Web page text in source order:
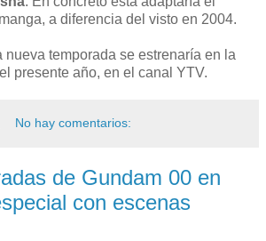
a diferencia del visto en 2004.
nueva temporada se estrenaría en la
presente año, en el canal YTV.
No hay comentarios:
de Gundam 00 en
con escenas